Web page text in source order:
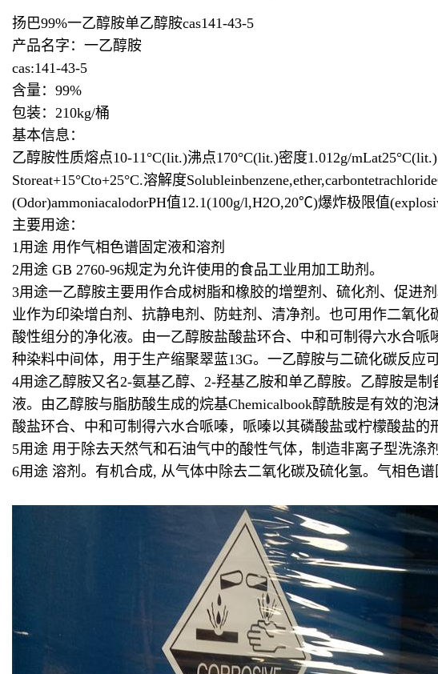
扬巴99%一乙醇胺单乙醇胺cas141-43-5
产品名字：一乙醇胺
cas:141-43-5
含量：99%
包装：210kg/桶
基本信息：
乙醇胺性质熔点10-11°C(lit.)沸点170°C(lit.)密度1.012g/
Storeat+15°Cto+25°C.溶解度
(Odor)ammoniacalodorPH值12.1(100g/l,H2O,20℃)爆炸极限值
主要用途：
1用途 用作气相色谱固定液和溶剂
2用途 GB 2760-96规定为允许使用的食品工业用加工助剂。
3用途一乙醇胺主要用作合成树脂和橡胶的增塑剂、硫化剂、促进
业作为印染增白剂、抗静电剂、防蛀剂、清净剂。也可用作二氧
酸性组分的净化液。由一乙醇胺盐酸盐环合、中和可制得六水合
种染料中间体，用于生产缩聚翠蓝13G。一乙醇胺与二硫化碳反应
4用途乙醇胺又名2-氨基乙醇、2-羟基乙胺和单乙醇胺。乙醇胺是
液。由乙醇胺与脂肪酸生成的烷基Chemicalbook醇酰胺是有效的
酸盐环合、中和可制得六水合哌嗪，哌嗪以其磷酸盐或柠檬酸盐的
5用途 用于除去天然气和石油气中的酸性气体，制造非离子型洗涤
6用途 溶剂。有机合成, 从气体中除去二氧化碳及硫化氢。气相色